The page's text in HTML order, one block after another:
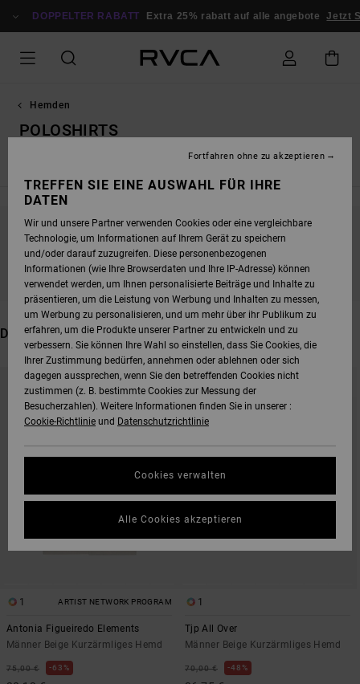
ZUR
DOPPELTER RABATT Extra 25% rabatt auf alle angebote Jetzt
Hemden
POLOSHIRTS
BLEIB DABEI, DIE PRODUKTE SIND BALD
WIEDER DA
DAS KÖNNTE DIR AUCH GEFALLEN
DIREKT
FILTERKRITERIEN
ÜBERSPRINGEN
FILTERN
1 ARTIST NETWORK PROGRAM
Antonia Figueiredo Elements
Männer Beige Kurzärmliges Hemd
75,00 € 63%
1
Tjp All Over
Männer Beige Kurzärmliges Hemd
70,00 € 48%
TREFFEN SIE EINE AUSWAHL FÜR IHRE
DATEN
Wir und unsere Partner verwenden Cookies oder eine vergleichbare
Technologie, um Informationen auf Ihrem Gerät zu speichern
und/oder darauf zuzugreifen. Diese personenbezogenen
Informationen (wie Ihre Browserdaten und Ihre IP-Adresse) können
verwendet werden, um Ihnen personalisierte Beiträge und Inhalte zu
präsentieren, um die Leistung von Werbung und Inhalten zu messen,
um Werbung zu personalisieren, und um mehr über ihr Publikum zu
erfahren, um die Produkte unserer Partner zu entwickeln und zu
verbessern. Sie können Ihre Wahl so einstellen, dass Sie Cookies, die
Ihrer Zustimmung bedürfen, annehmen oder ablehnen oder sich
dagegen aussprechen, wenn Sie den betreffenden Cookies nicht
zustimmen (z. B. bestimmte Cookies zur Messung der
Besucherzahlen). Weitere Informationen finden Sie in unserer :
Cookie-Richtlinie und Datenschutzrichtlinie
Cookies verwalten
Fortfahren ohne zu akzeptieren
Alle Cookies akzeptieren